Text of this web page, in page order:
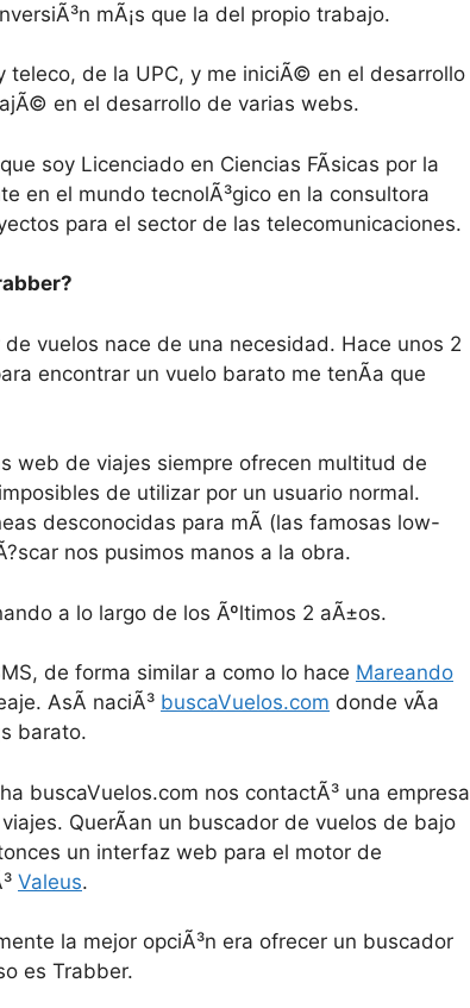
mÃ¡s que la del propio trabajo.
teleco, de la UPC, y me iniciÃ© en el desarrollo
en el desarrollo de varias webs.
soy Licenciado en Ciencias FÃ­sicas por la
en el mundo tecnolÃ³gico en la consultora
para el sector de las telecomunicaciones.
vuelos nace de una necesidad. Hace unos 2
encontrar un vuelo barato me tenÃ­a que
web de viajes siempre ofrecen multitud de
de utilizar por un usuario normal.
desconocidas para mÃ­ (las famosas low-
nos pusimos manos a la obra.
a lo largo de los Ãºltimos 2 aÃ±os.
de forma similar a como lo hace Mareando
AsÃ­ naciÃ³ buscaVuelos.com donde vÃ­a
barato.
buscaVuelos.com nos contactÃ³ una empresa
QuerÃ­an un buscador de vuelos de bajo
un interfaz web para el motor de
Valeus.
la mejor opciÃ³n era ofrecer un buscador
es Trabber.